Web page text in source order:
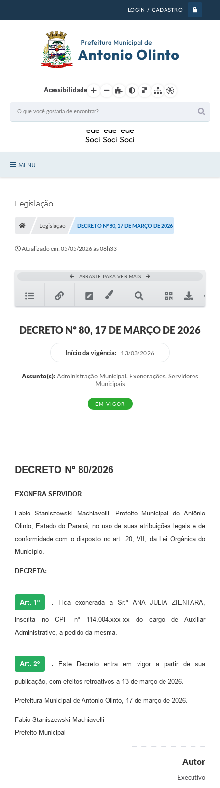
LOGIN / CADASTRO
Acessibilidade
MENU
Legislação
Secretarias
A Nossa Cidade
Plano Diretor 2025
Transparencia publica Agro Olinto
Carta de serviço ao usuario
Programa para Elaboração de Proposta
Resoluções
Portarias
Leis
PPA 2026-2029
Tributação Municipal
Informação ao Cidadão
Plano de Governo
Legislação
Legislação DECRETO Nº 80, 17 DE MARÇO DE 2026
Atualizado em: 05/05/2026 às 08h33
ARRASTE PARA VER MAIS
DECRETO Nº 80, 17 DE MARÇO DE 2026
Início da vigência: 13/03/2026
Assunto(s): Administração Municipal, Exonerações, Servidores
Municipais
EM VIGOR
DECRETO Nº 80/2026
EXONERA SERVIDOR
Fabio Staniszewski Machiavelli, Prefeito Municipal de Antônio
Olinto, Estado do Paraná, no uso de suas atribuições legais e de
conformidade com o disposto no art. 20, VII, da Lei Orgânica do
Município.
DECRETA:
Art. 1º . Fica exonerada a Sr.ª ANA JULIA ZIENTARA,
inscrita no CPF nº 114.004.xxx-xx do cargo de Auxiliar
Administrativo, a pedido da mesma.
Art. 2º . Este Decreto entra em vigor a partir de sua
publicação, com efeitos retroativos a 13 de março de 2026.
Prefeitura Municipal de Antonio Olinto, 17 de março de 2026.
Fabio Staniszewski Machiavelli
Prefeito Municipal
Autor
Executivo